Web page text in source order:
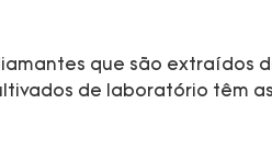
que são extraídos
de laboratório têm